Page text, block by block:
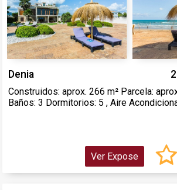
Denia
Construidos: aprox. 266 m² Parcela:
Baños: 3 Dormitorios: 5 , Aire
Ver Expose